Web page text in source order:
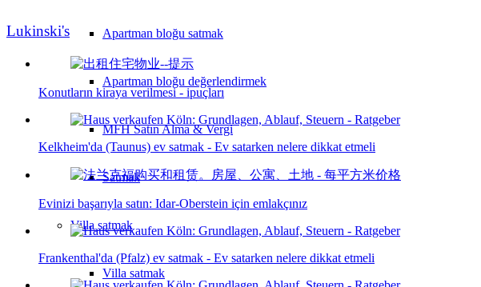
Apartman bloğu satmak
Apartman bloğu değerlendirmek
MFH Satın Alma & Vergi
Satmak
Villa satmak
Villa satmak
Lukinski's
Konutların kiraya verilmesi - ipuçları
Kelkheim'da (Taunus) ev satmak - Ev satarken nelere dikkat etmeli
Evinizi başarıyla satın: Idar-Oberstein için emlakçınız
Frankenthal'da (Pfalz) ev satmak - Ev satarken nelere dikkat etmeli